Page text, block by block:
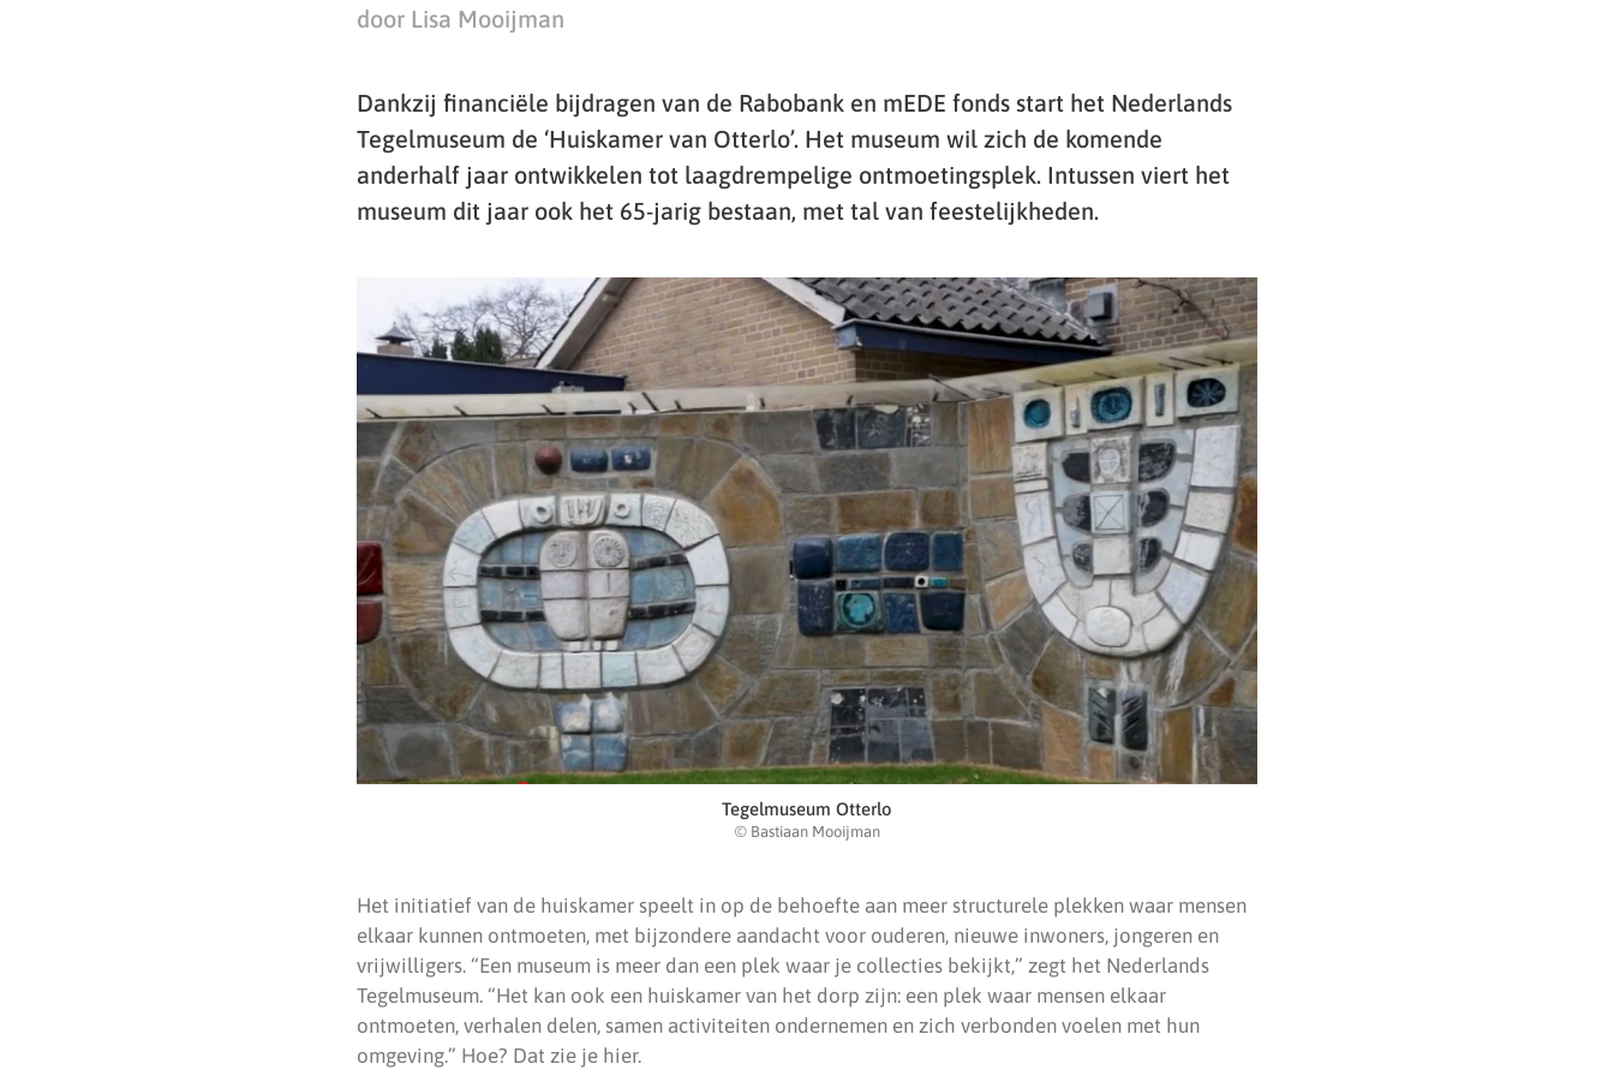
door Lisa Mooijman
Dankzij financiële bijdragen van de Rabobank en mEDE fonds start het Nederlands
Tegelmuseum de ‘Huiskamer van Otterlo’. Het museum wil zich de komende
anderhalf jaar ontwikkelen tot laagdrempelige ontmoetingsplek. Intussen viert het
museum dit jaar ook het 65-jarig bestaan, met tal van feestelijkheden.
Tegelmuseum Otterlo
© Bastiaan Mooijman
Het initiatief van de huiskamer speelt in op de behoefte aan meer structurele plekken waar mensen
elkaar kunnen ontmoeten, met bijzondere aandacht voor ouderen, nieuwe inwoners, jongeren en
vrijwilligers. “Een museum is meer dan een plek waar je collecties bekijkt,” zegt het Nederlands
Tegelmuseum. “Het kan ook een huiskamer van het dorp zijn: een plek waar mensen elkaar
ontmoeten, verhalen delen, samen activiteiten ondernemen en zich verbonden voelen met hun
omgeving.” Hoe? Dat zie je hier.